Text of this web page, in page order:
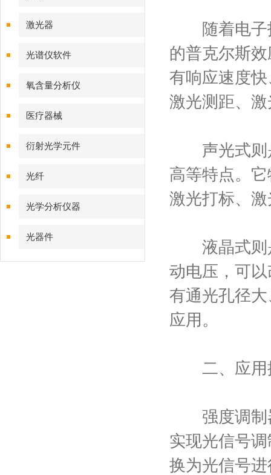
激光器
光谱仪软件
氧含量分析仪
医疗器械
衍射光学元件
光纤
光学分析仪器
光器件
随着电子技
的普克尔斯
有响应速度
激光测距、
声光式则是
高等特点。
激光打标、
液晶式则是
动电压，可
有通光孔径
应用。
二、应用
强度调制器
实现光信号
换为光信号